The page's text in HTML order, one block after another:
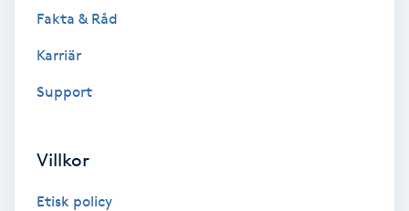
Vibrationsmassage
Vinyasa Yoga
Volymfransar
Vårtor
Fakta & Råd
Karriär
Support
Villkor
Etisk policy